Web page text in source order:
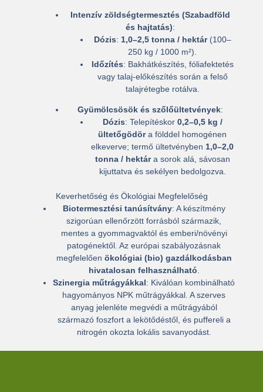
Intenzív zöldségtermesztés (Szabadföld
és hajtatás):
Dózis: 1,0–2,5 tonna / hektár(100–
250 kg / 1000 m²).
Időzítés: Bakhátkészítés, fóliafektetés
vagy talaj-előkészítés során a felső
talajrétegbe rotálva.
Gyümölcsösök és szőlőültetvények:
Dózis: Telepítéskor 0,2–0,5 kg /
ültetőgödöra földdel homogénen
elkeverve; termő ültetvényben 1,0–2,0
tonna / hektára sorok alá, sávosan
kijuttatva és sekélyen bedolgozva.
Keverhetőség és Ökológiai Megfelelőség
Biotermesztési tanúsítvány: A készítmény
szigorúan ellenőrzött forrásból származik,
mentes a gyommagvaktól és emberi/növényi
patogénektől. Az európai szabályozásnak
megfelelően ökológiai (bio) gazdálkodásban
hivatalosan felhasználható
Szinergia műtrágyákkal: Kiválóan kombinálható
hagyományos NPK műtrágyákkal. A szerves
anyag jelenléte megvédi a műtrágyából
származó foszfort a lekötődéstől, és puffereli a
nitrogén okozta lokális savanyodást.